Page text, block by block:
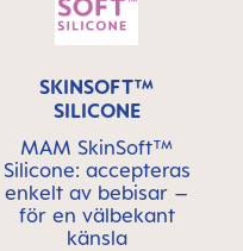
SKINSOFT™
SILICONE
MAM SkinSoft™
Silicone: accepteras
enkelt av bebisar –
för en välbekant
känsla